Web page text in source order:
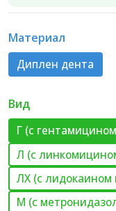
Материал
Диплен дента
Вид
Г (с
Л (с
ЛХ (с лидокаином
М (с